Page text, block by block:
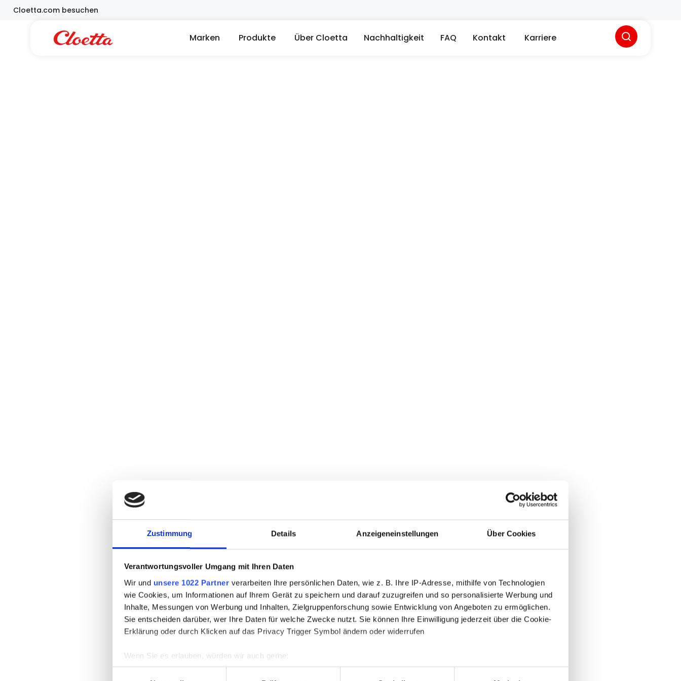
Zustimmung Details Anzeigeneinstellungen Über Cookies
Verantwortungsvoller Umgang mit Ihren Daten
Wir und unsere 1022 Partner verarbeiten Ihre persönlichen Daten, wie z. B. Ihre IP-Adresse, mithilfe von Technologien
wie Cookies, um Informationen auf Ihrem Gerät zu speichern und darauf zuzugreifen und so personalisierte Werbung und
Inhalte, Messungen von Werbung und Inhalten, Zielgruppenforschung sowie Entwicklung von Angeboten zu ermöglichen.
Sie entscheiden darüber, wer Ihre Daten für welche Zwecke nutzt. Sie können Ihre Einwilligung jederzeit über die Cookie-
Erklärung oder durch Klicken auf das Privacy Trigger Symbol ändern oder widerrufen
Wenn Sie es erlauben, würden wir auch gerne:
Informationen über Ihre geografische Lage erfassen, welche bis auf einige Meter genau sein können
ZumCloetta.com besuchen
Marken Öffne Marken
Produkte Öffne Produkte
Über Cloetta Nachhaltigkeit FAQ Kontakt Öffne Kontakt
Karriere